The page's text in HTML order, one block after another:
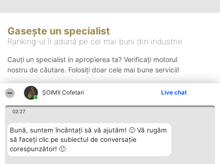
ȘOIMII Cofetari Live chat
02:27
Bună, suntem încântați să vă ajutăm! 🙂 Vă rugăm
să faceți clic pe subiectul de conversație
corespunzător! 🙂
Gasește un specialist
Ranking-ul îi adună pe cei mai buni din industrie
Cauți un specialist in apropierea ta? Verificați motorul
nostru de căutare. Folosiți doar cele mai bune servicii!